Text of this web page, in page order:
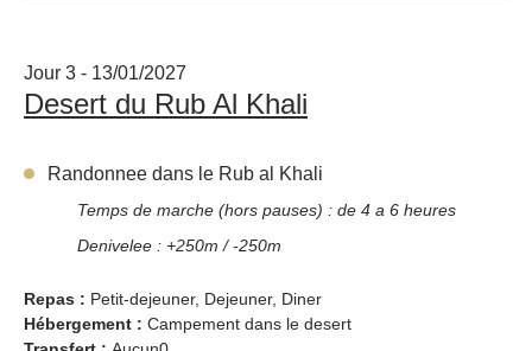
Jour 3 - 13/01/2027
Desert du Rub Al Khali
Randonnee dans le Rub al Khali
Temps de marche (hors pauses) : de 4 a 6 heures
Denivelee : +250m / -250m
Repas : Petit-dejeuner, Dejeuner, Diner
Hébergement : Campement dans le desert